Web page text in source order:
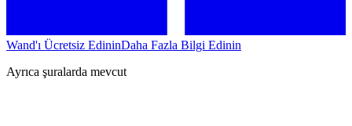
Wand'ı Ücretsiz EdininDaha Fazla Bilgi Edinin
Ayrıca şuralarda mevcut